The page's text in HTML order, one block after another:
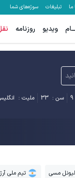
تبلیغات سوژه‌های شما
ویدیو روزنامه
9 سن : 33 ملیت :
لیونل مسی تیم ملی